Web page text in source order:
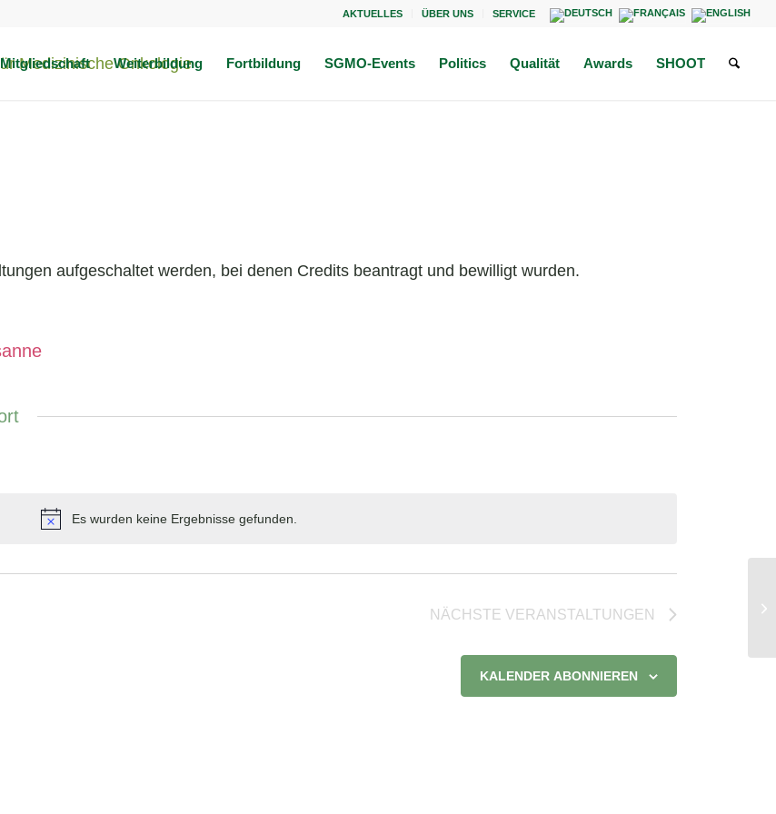
AKTUELLES ÜBER UNS SERVICE
Mitgliedschaft Weiterbildung Fortbildung SGMO-Events Politics Qualität Awards SHOOT
aufgeschaltet werden, bei denen Credits beantragt und bewilligt wurden.
Hinweis
Es wurden keine Ergebnisse gefunden.
NÄCHSTE VERANSTALTUNGEN
KALENDER ABONNIEREN